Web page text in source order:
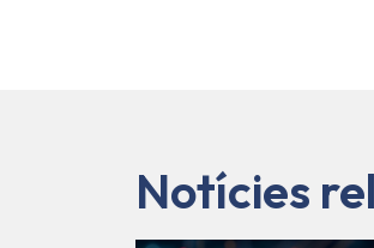
Notícies